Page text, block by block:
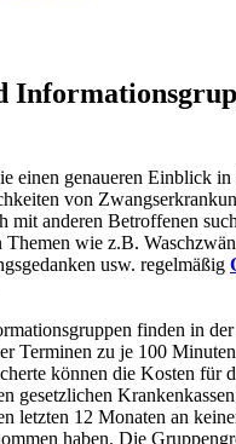
einen genaueren Einblick in
von
mit anderen Betroffenen
wie z.B.
usw. regelmäßig
finden in
Terminen zu je 100
können die Kosten für
gesetzlichen
letzten 12 Monaten an
haben. Die